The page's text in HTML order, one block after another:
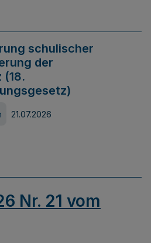
schulischer
der
(18.
21.07.2026
Nr. 21 vom